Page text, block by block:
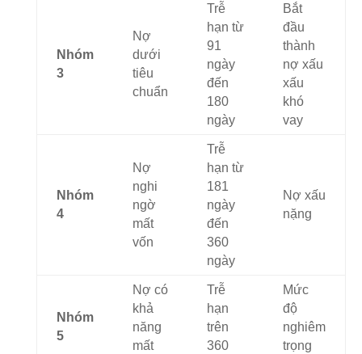
Nhóm
3
Nợ
dưới
tiêu
chuẩn
Trễ
hạn từ
91
ngày
đến
180
ngày
Bắt
đầu
thành
nợ xấu
xấu
khó
vay
Nhóm
4
Nợ
nghi
ngờ
mất
vốn
Trễ
hạn từ
181
ngày
đến
360
ngày
Nợ xấu
nặng
Nhóm
5
Nợ có
khả
năng
mất
Trễ
hạn
trên
360
Mức
độ
nghiêm
trọng